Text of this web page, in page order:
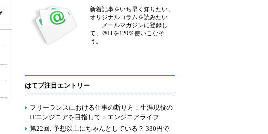
新着記事をいち早く知りたい、
オリジナルコラムを読みたい
――メールマガジンに登録し
て、＠ITを120％使いこなそ
う。
はてブ注目エントリー
フリーランスにおける仕事の断り方：生涯現役の
ITエンジニアを目指して：エンジニアライフ
第22回: 予想以上にちゃんとしている？ 330円で